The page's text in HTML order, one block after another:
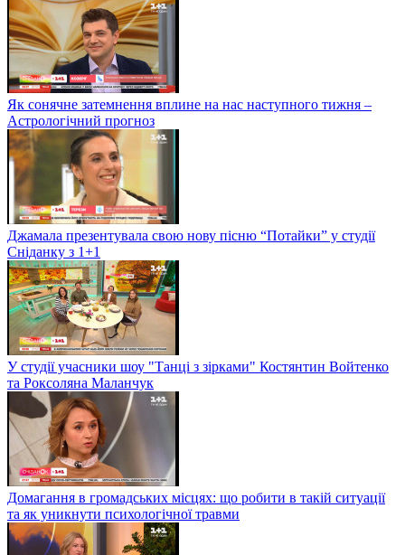
Як сонячне затемнення вплине на нас наступного тижня –
Астрологічний прогноз
Джамала презентувала свою нову пісню “Потайки” у студії
Сніданку з 1+1
У студії учасники шоу "Танці з зірками" Костянтин Войтенко
та Роксоляна Маланчук
Домагання в громадських місцях: що робити в такій ситуації
та як уникнути психологічної травми